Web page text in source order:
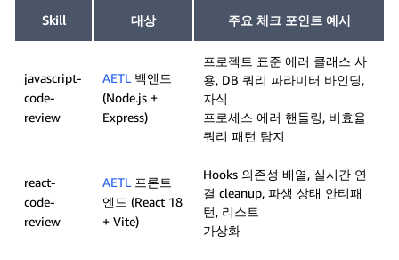
Skill 대상 주요 체크 포인트 예시
javascript-
code-
review
AETL 백엔드
(Node.js +
Express)
프로젝트 표준 에러 클래스 사
용, DB 쿼리 파라미터 바인딩,
자식
프로세스 에러 핸들링, 비효율
쿼리 패턴 탐지
react-
code-
review
AETL 프론트
엔드 (React 18
+ Vite)
Hooks 의존성 배열, 실시간 연
결 cleanup, 파생 상태 안티패
턴, 리스트
가상화